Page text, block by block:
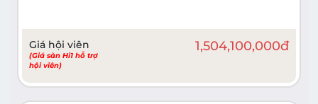
Giá hội viên
(Giá sàn Hi1 hỗ trợ
hội viên)
1,504,100,000đ